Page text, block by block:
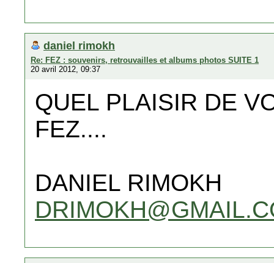
daniel rimokh
Re: FEZ : souvenirs, retrouvailles et albums photos SUITE 1
20 avril 2012, 09:37
QUEL PLAISIR DE
FEZ....
DANIEL RIMOKH